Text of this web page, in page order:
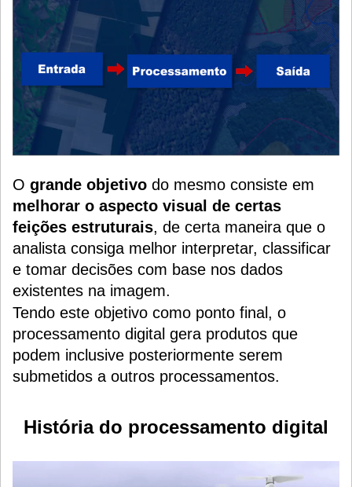
O grande objetivo do mesmo consiste em
melhorar o aspecto visual de certas
feições estruturais, de certa maneira que o
analista consiga melhor interpretar, classificar
e tomar decisões com base nos dados
existentes na imagem.
Tendo este objetivo como ponto final, o
processamento digital gera produtos que
podem inclusive posteriormente serem
submetidos a outros processamentos.
História do processamento digital